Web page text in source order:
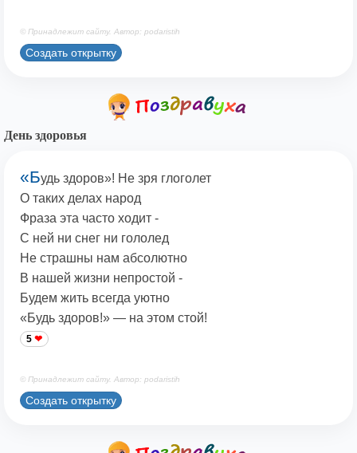
© Принадлежит сайту. Автор: podaristih
Создать открытку
День здоровья
«Будь здоров»! Не зря глоголет
О таких делах народ
Фраза эта часто ходит -
С ней ни снег ни гололед
Не страшны нам абсолютно
В нашей жизни непростой -
Будем жить всегда уютно
«Будь здоров!» — на этом стой!
5
© Принадлежит сайту. Автор: podaristih
Создать открытку